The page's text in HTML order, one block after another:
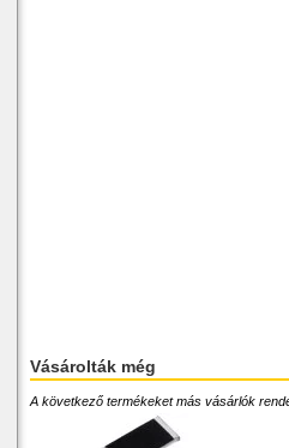
Vásárolták még
A következő termékeket más vásárlók